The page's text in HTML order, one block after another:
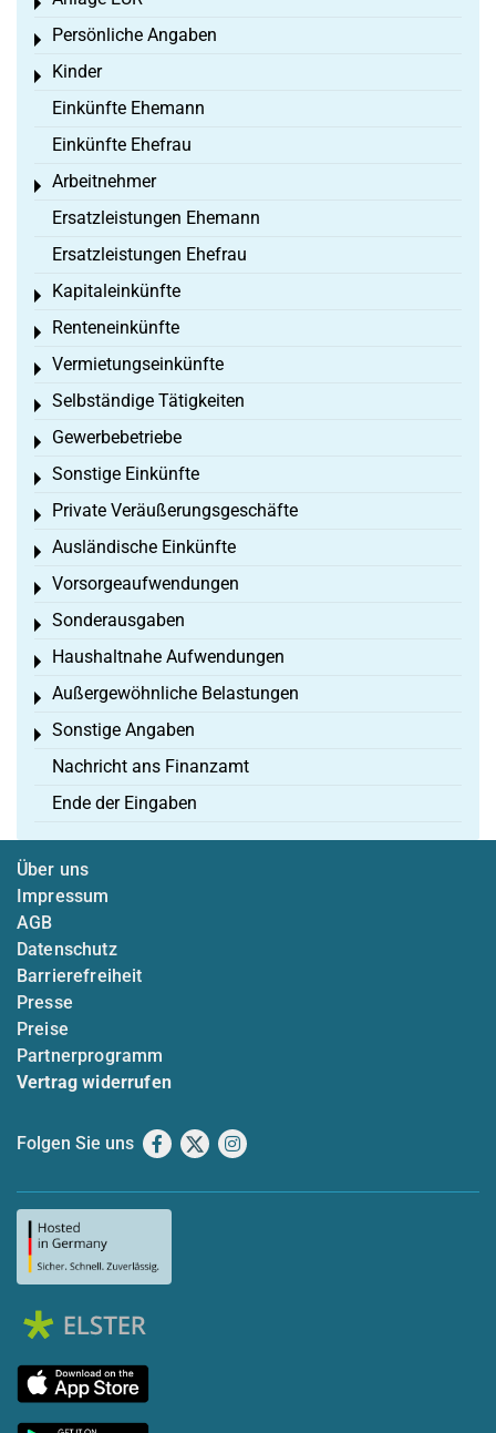
Toggle menu
Persönliche Angaben
Toggle menu
Kinder
Toggle menu
Einkünfte Ehemann
Einkünfte Ehefrau
Arbeitnehmer
Toggle menu
Ersatzleistungen Ehemann
Ersatzleistungen Ehefrau
Kapitaleinkünfte
Toggle menu
Renteneinkünfte
Toggle menu
Vermietungseinkünfte
Toggle menu
Selbständige Tätigkeiten
Toggle menu
Gewerbebetriebe
Toggle menu
Sonstige Einkünfte
Toggle menu
Private Veräußerungsgeschäfte
Toggle menu
Ausländische Einkünfte
Toggle menu
Vorsorgeaufwendungen
Toggle menu
Sonderausgaben
Toggle menu
Haushaltnahe Aufwendungen
Toggle menu
Außergewöhnliche Belastungen
Toggle menu
Sonstige Angaben
Toggle menu
Nachricht ans Finanzamt
Ende der Eingaben
Über uns
Impressum
AGB
Datenschutz
Barrierefreiheit
Presse
Preise
Partnerprogramm
Vertrag widerrufen
Folgen Sie uns Facebook
X Instagram